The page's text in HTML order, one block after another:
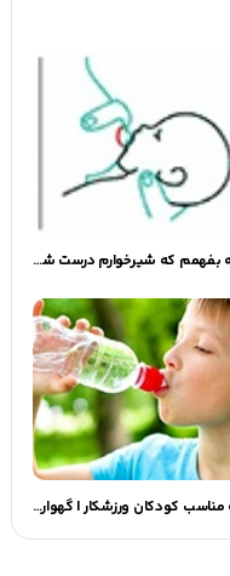
چگونه بفهمم كه شيرخوارم درست شير مي‌خورد؟
تغذیه مناسب کودکان ورزشکار | گهوارک